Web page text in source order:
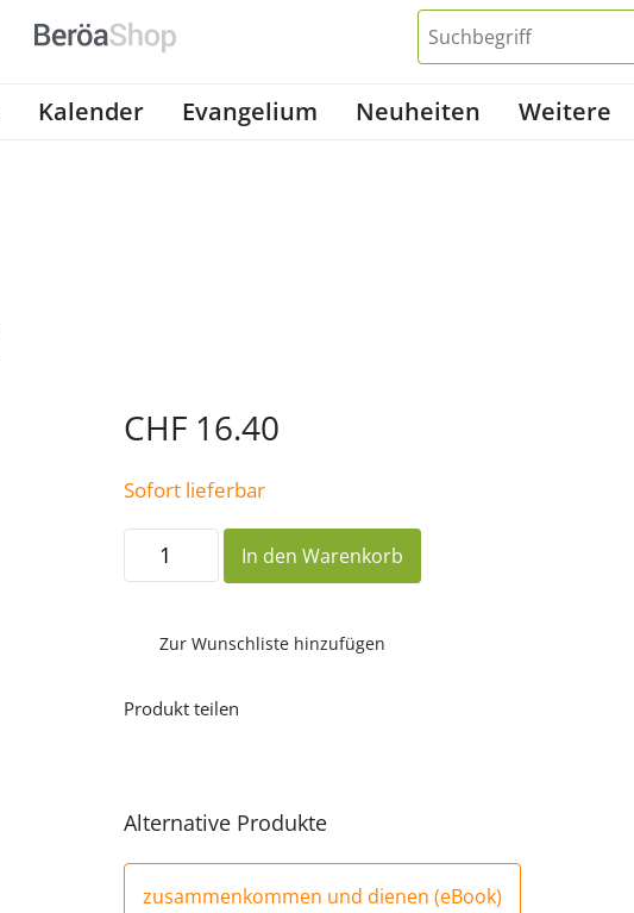
Kalender Evangelium Neuheiten Weitere
CHF 16.40
Sofort lieferbar
zusammenkommen
und
dienen
In den Warenkorb
Zur Wunschliste hinzufügen
Produkt teilen
Alternative Produkte
zusammenkommen und dienen (eBook)